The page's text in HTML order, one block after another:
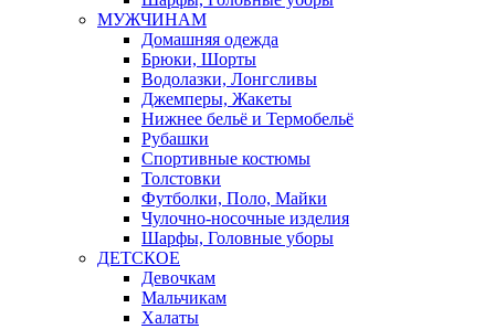
МУЖЧИНАМ
Домашняя одежда
Брюки, Шорты
Водолазки, Лонгсливы
Джемперы, Жакеты
Нижнее бельё и Термобельё
Рубашки
Спортивные костюмы
Толстовки
Футболки, Поло, Майки
Чулочно-носочные изделия
Шарфы, Головные уборы
ДЕТСКОЕ
Девочкам
Мальчикам
Халаты